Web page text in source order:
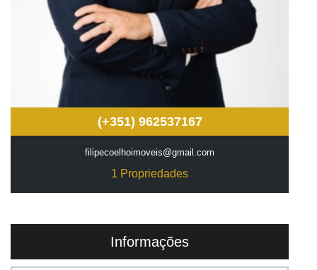
(+351) 962537167
filipecoelhoimoveis@gmail.com
1 Propriedades
Informações